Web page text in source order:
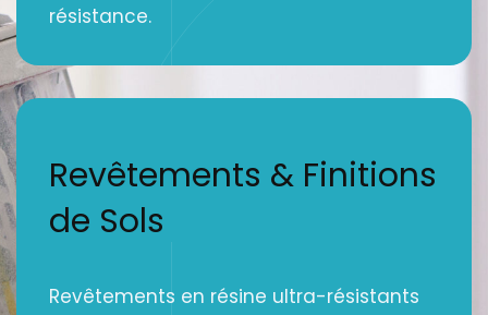
résistance.
Revêtements & Finitions
de Sols
Revêtements en résine ultra-résistants